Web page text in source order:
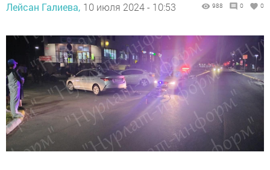
Лейсан Галиева, 10 июля 2024 - 10:53 988 0 0